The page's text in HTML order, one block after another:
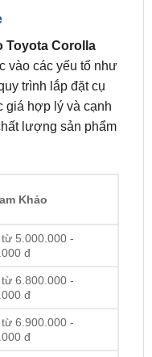
vào các yếu tố như
trình lắp đặt cụ
giá hợp lý và cạnh
lượng sản phẩm
5.000.000 -
6.800.000 -
đ
6.900.000 -
đ
7.200.000 -
đ